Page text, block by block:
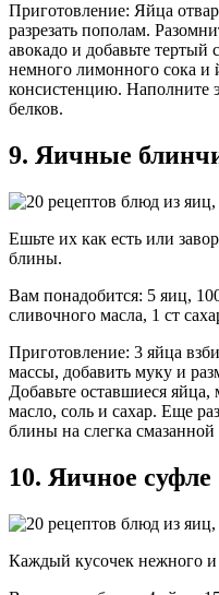
Приготовление: Яйца
разрезать пополам.
авокадо и добавьте
немного лимонного сока и
консистенцию. Наполните
белков.
9. Яичные
Ешьте их как есть или
блины.
Вам понадобится: 5 яиц,
сливочного масла, 1 ст
Приготовление: 3 яйца
массы, добавить муку и
Добавьте оставшиеся
масло, соль и сахар. Еще
блины на слегка
10. Яичное суфле
Каждый кусочек нежного и